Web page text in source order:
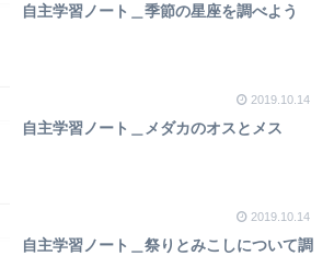
自主学習ノート＿季節の星座を調べよう
2019.10.14
自主学習ノート＿メダカのオスとメス
2019.10.14
自主学習ノート＿祭りとみこしについて調